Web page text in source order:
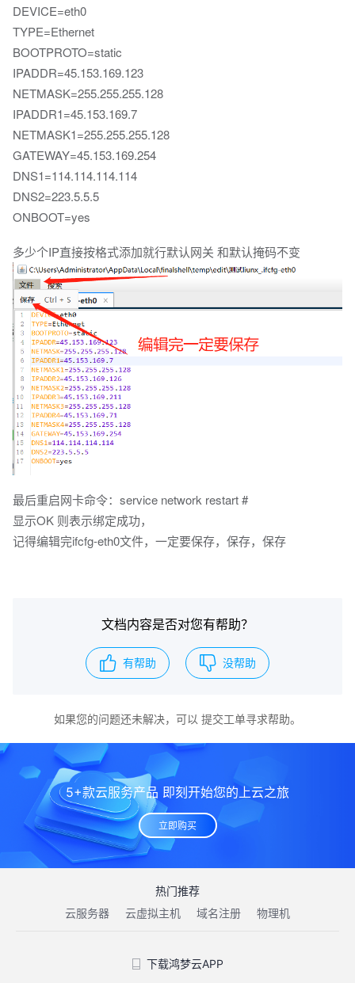
DEVICE=eth0
TYPE=Ethernet
BOOTPROTO=static
IPADDR=45.153.169.123
NETMASK=255.255.255.128
IPADDR1=45.153.169.7
NETMASK1=255.255.255.128
GATEWAY=45.153.169.254
DNS1=114.114.114.114
DNS2=223.5.5.5
ONBOOT=yes
多少个IP直接按格式添加就行默认网关 和默认掩码不变
最后重启网卡命令：service network restart #
显示OK 则表示绑定成功，
记得编辑完ifcfg-eth0文件，一定要保存，保存，保存
文档内容是否对您有帮助？
有帮助 没帮助
如果您的问题还未解决，可以 提交工单寻求帮助。
5+款云服务产品 即刻开始您的上云之旅
立即购买
热门推荐
云服务器
云虚拟主机 域名注册 物理机
下载鸿梦云APP